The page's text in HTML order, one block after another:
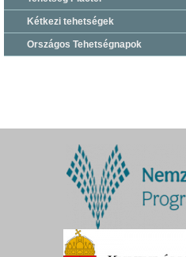
Kétkezi tehetségek
Országos Tehetségnapok